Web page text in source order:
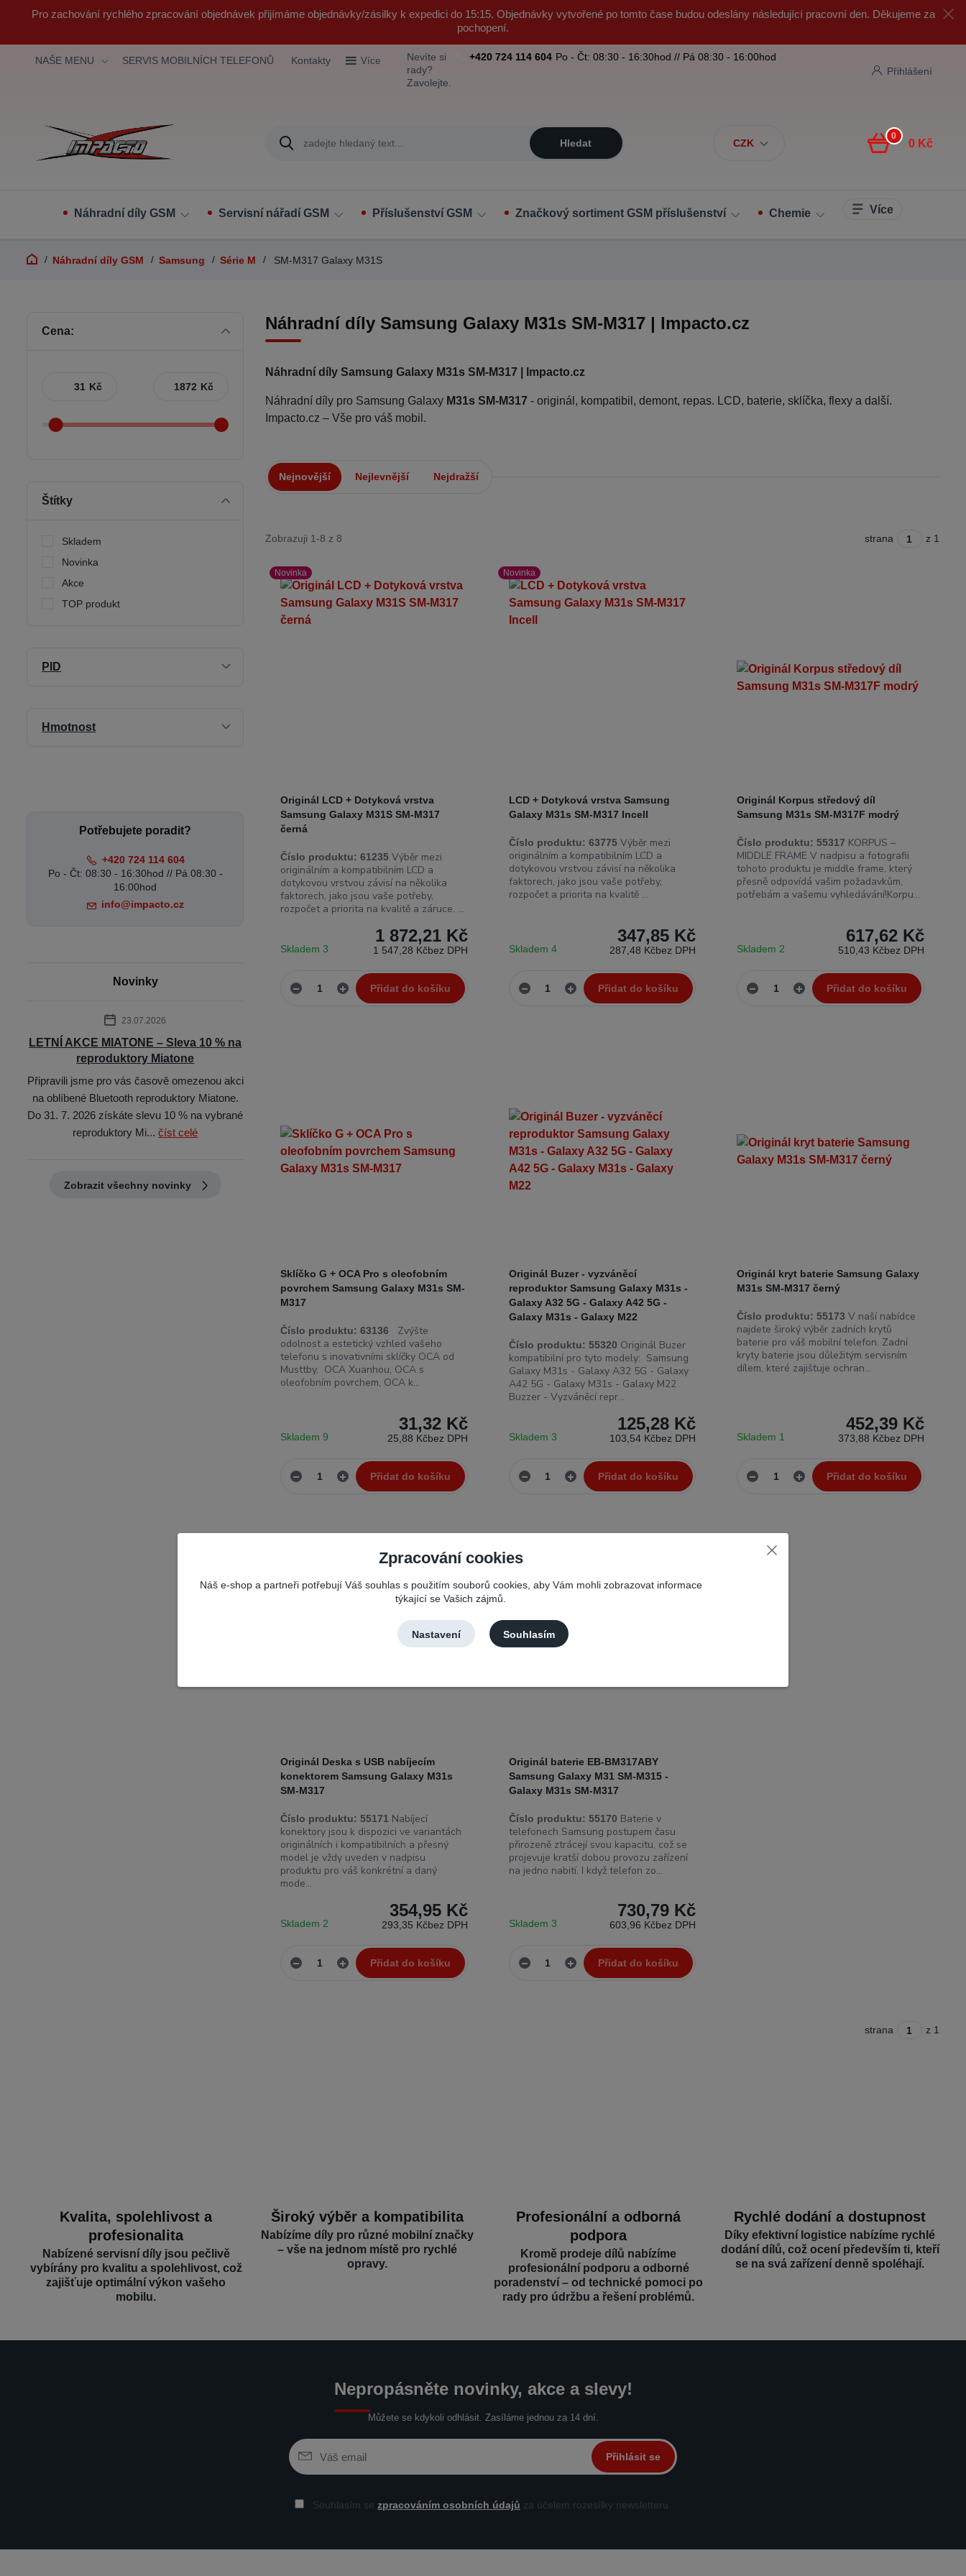
Pro zachování rychlého zpracování objednávek přijímáme objednávky/zásilky k expedici do 15:15. Objednávky vytvořené po tomto čase budou odeslány následující pracovní den. Děkujeme za
pochopení.
NAŠE MENU SERVIS MOBILNÍCH TELEFONŮ Kontakty Více
CZK
Přihlášení
Hledat
Nevíte si
rady?
Zavolejte.
+420 724 114 604 Po - Čt: 08:30 - 16:30hod // Pá 08:30 - 16:00hod
0
0 Kč
Náhradní díly GSM Servisní nářadí GSM Příslušenství GSM Značkový sortiment GSM příslušenství Chemie Více
Náhradní díly GSM Samsung Série M SM-M317 Galaxy M31S
Náhradní díly Samsung Galaxy M31s SM-M317 | Impacto.cz
Náhradní díly Samsung Galaxy M31s SM-M317 | Impacto.cz
Náhradní díly pro Samsung Galaxy M31s SM-M317 - originál, kompatibil, demont, repas. LCD, baterie, sklíčka, flexy a další.
Impacto.cz – Vše pro váš mobil.
Nejnovější Nejlevnější Nejdražší
Zobrazuji 1-8 z 8 strana z 1
Novinka
Originál LCD + Dotyková vrstva
Samsung Galaxy M31S SM-M317
černá
Číslo produktu: 61235 Výběr mezi
originálním a kompatibilním LCD a
dotykovou vrstvou závisí na několika
faktorech, jako jsou vaše potřeby,
rozpočet a priorita na kvalitě a záruce. ...
1 872,21 Kč
1 547,28 Kčbez DPH
Skladem 3
Přidat do košíku
Novinka
LCD + Dotyková vrstva Samsung
Galaxy M31s SM-M317 Incell
Číslo produktu: 63775Výběr mezi
originálním a kompatibilním LCD a
dotykovou vrstvou závisí na několika
faktorech, jako jsou vaše potřeby,
rozpočet a priorita na kvalitě ...
347,85 Kč
287,48 Kčbez DPH
Skladem 4
Přidat do košíku
Originál Korpus středový díl
Samsung M31s SM-M317F modrý
Číslo produktu: 55317 KORPUS –
MIDDLE FRAME V nadpisu a fotografii
tohoto produktu je middle frame, který
přesně odpovídá vašim požadavkům,
potřebám a vašemu vyhledávání!Korpu...
617,62 Kč
510,43 Kčbez DPH
Skladem 2
Přidat do košíku
Sklíčko G + OCA Pro s oleofobním
povrchem Samsung Galaxy M31s SM-
M317
Číslo produktu: 63136
Zvýšte
odolnost a estetický vzhled vašeho
telefonu s inovativními sklíčky OCA od
Musttby, OCA Xuanhou, OCA s
oleofobním povrchem, OCA k...
31,32 Kč
25,88 Kčbez DPH
Skladem 9
Přidat do košíku
Originál Buzer - vyzváněcí
reproduktor Samsung Galaxy M31s -
Galaxy A32 5G - Galaxy A42 5G -
Galaxy M31s - Galaxy M22
Číslo produktu: 55320 Originál Buzer
kompatibilní pro tyto modely: Samsung
Galaxy M31s - Galaxy A32 5G - Galaxy
A42 5G - Galaxy M31s - Galaxy M22
Buzzer - Vyzváněcí repr...
125,28 Kč
103,54 Kčbez DPH
Skladem 3
Přidat do košíku
Originál kryt baterie Samsung Galaxy
M31s SM-M317 černý
Číslo produktu: 55173 V naší nabídce
najdete široký výběr zadních krytů
baterie pro váš mobilní telefon. Zadní
kryty baterie jsou důležitým servisním
dílem, které zajišťuje ochran...
452,39 Kč
373,88 Kčbez DPH
Skladem 1
Přidat do košíku
Originál Deska s USB nabíjecím
konektorem Samsung Galaxy M31s
SM-M317
Číslo produktu: 55171 Nabíjecí
konektory jsou k dispozici ve variantách
originálních i kompatibilních a přesný
model je vždy uveden v nadpisu
produktu pro váš konkrétní a daný
mode...
354,95 Kč
293,35 Kčbez DPH
Skladem 2
Přidat do košíku
Originál baterie EB-BM317ABY
Samsung Galaxy M31 SM-M315 -
Galaxy M31s SM-M317
Číslo produktu: 55170 Baterie v
telefonech Samsung postupem času
přirozeně ztrácejí svou kapacitu, což se
projevuje kratší dobou provozu zařízení
na jedno nabití. I když telefon zo...
730,79 Kč
603,96 Kčbez DPH
Skladem 3
Přidat do košíku
strana z 1
Cena:
Kč Kč
Štítky
Skladem
Novinka
Akce
TOP produkt
PID
Hmotnost
Potřebujete poradit?
+420 724 114 604
Po - Čt: 08:30 - 16:30hod // Pá 08:30 -
16:00hod
info@impacto.cz
Novinky
23.07.2026
LETNÍ AKCE MIATONE – Sleva 10 % na
reproduktory Miatone
Připravili jsme pro vás časově omezenou akci
na oblíbené Bluetooth reproduktory Miatone.
Do 31. 7. 2026 získáte slevu 10 % na vybrané
reproduktory Mi...číst celé
Zobrazit všechny novinky
Kvalita, spolehlivost a
profesionalita
Nabízené servisní díly jsou pečlivě
vybírány pro kvalitu a spolehlivost, což
zajišťuje optimální výkon vašeho
mobilu.
Široký výběr a kompatibilita
Nabízíme díly pro různé mobilní značky
– vše na jednom místě pro rychlé
opravy.
Profesionální a odborná
podpora
Kromě prodeje dílů nabízíme
profesionální podporu a odborné
poradenství – od technické pomoci po
rady pro údržbu a řešení problémů.
Rychlé dodání a dostupnost
Díky efektivní logistice nabízíme rychlé
dodání dílů, což ocení především ti, kteří
se na svá zařízení denně spoléhají.
Nepropásněte novinky, akce a slevy!
Můžete se kdykoli odhlásit. Zasíláme jednou za 14 dní.
Přihlásit se
Souhlasím se zpracováním osobních údajů za účelem rozesílky newsletteru.
Zpracování cookies
Náš e-shop a partneři potřebují Váš souhlas s použitím souborů cookies, aby Vám mohli zobrazovat informace
týkající se Vašich zájmů.
Nastavení Souhlasím